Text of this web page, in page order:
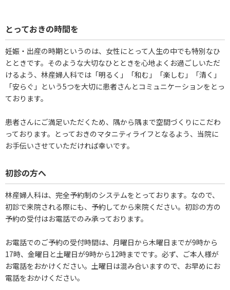
とっておきの時間を
妊娠・出産の時期というのは、女性にとって人生の中でも特別なひ
とときです。そのような大切なひとときを心地よくお過ごしいただ
けるよう、林産婦人科では「明るく」「和む」「楽しむ」「清く」
「安らぐ」という5つを大切に患者さんとコミュニケーションをとっ
ております。
患者さんにご満足いただくため、隅から隅まで空間づくりにこだわ
っております。とっておきのマタニティライフとなるよう、当院に
お手伝いさせていただければ幸いです。
初診の方へ
林産婦人科は、完全予約制のシステムをとっております。なので、
初診で来院される際にも、予約してから来院ください。初診の方の
予約の受付はお電話でのみ承っております。
お電話でのご予約の受付時間は、月曜日から木曜日までが9時から
17時、金曜日と土曜日が9時から12時までです。必ず、ご本人様が
お電話をおかけください。土曜日は混み合いますので、お早めにお
電話をおかけください。